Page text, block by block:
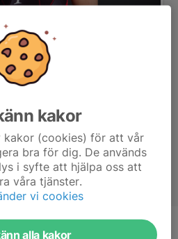
kakor
kakor (cookies) för att vår
bra för dig. De används
i syfte att hjälpa oss att
våra tjänster.
vi cookies
alla kakor